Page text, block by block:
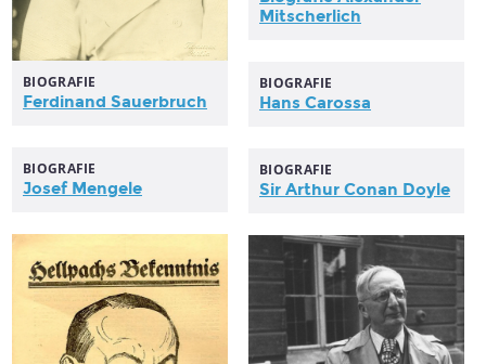
BIOGRAFIE
Ferdinand Sauerbruch
Mitscherlich
BIOGRAFIE
Hans Carossa
BIOGRAFIE
Josef Mengele
BIOGRAFIE
Sir Arthur Conan Doyle